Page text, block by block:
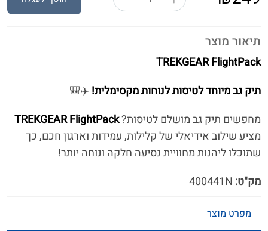
תיאור מוצר
TREKGEAR FlightPack
תיק גב מיוחד לטיסות לנוחות מקסימלית! ✈️🎒
מחפשים תיק גב מושלם לטיסות?TREKGEAR FlightPack
מציע שילוב אידיאלי של קלילות, עמידות וארגון חכם, כך
שתוכלו ליהנות מחוויית נסיעה חלקה ונוחה יותר!
מק"ט:
מפרט מוצר